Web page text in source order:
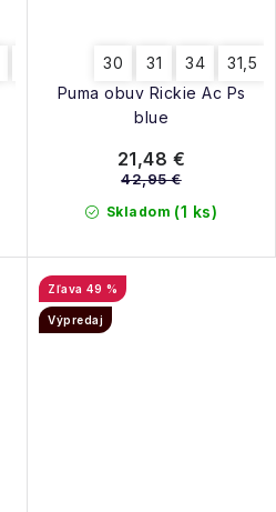
Puma obuv Rickie Ac Ps
blue
30 31 34 31,5
Skladom (1 ks)
21,48 €
42,95 €
49 %
Výpredaj